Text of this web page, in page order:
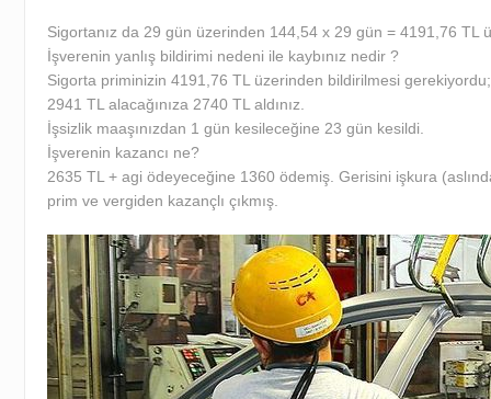
Sigortanız da 29 gün üzerinden 144,54 x 29 gün = 4191,76 TL
İşverenin yanlış bildirimi nedeni ile kaybınız nedir ?
Sigorta priminizin 4191,76 TL üzerinden bildirilmesi
2941 TL alacağınıza 2740 TL aldınız.
İşsizlik maaşınızdan 1 gün kesileceğine 23 gün kesildi.
İşverenin kazancı ne?
2635 TL + agi ödeyeceğine 1360 ödemiş. Gerisini işkura
prim ve vergiden kazançlı çıkmış.